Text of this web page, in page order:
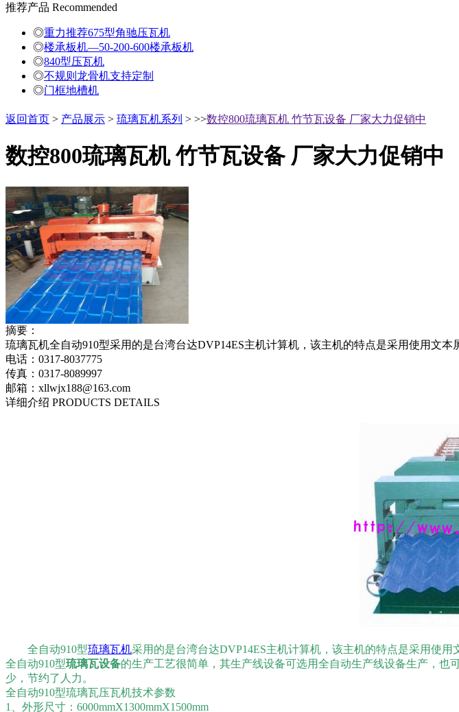
推荐产品 Recommended
◎重力推荐675型角驰压瓦机
◎楼承板机—50-200-600楼承板机
◎840型压瓦机
◎不规则龙骨机支持定制
◎门框地槽机
返回首页 > 产品展示 > 琉璃瓦机系列 > >>数控800琉璃瓦机 竹节瓦设备 厂家大力促销中
数控800琉璃瓦机 竹节瓦设备 厂家大力促销中
摘要：
琉璃瓦机全自动910型采用的是台湾台达DVP14ES主机计算机，该主机的特点是采用使用文
电话：0317-8037775
传真：0317-8089997
邮箱：xllwjx188@163.com
详细介绍 PRODUCTS DETAILS
全自动910型琉璃瓦机采用的是台湾台达DVP14ES主机计算机，该主机的特点是采用使
全自动910型琉璃瓦设备的生产工艺很简单，其生产线设备可选用全自动生产线设备生产，
少，节约了人力。
全自动910型琉璃瓦压瓦机技术参数
1、外形尺寸：6000mmX1300mmX1500mm